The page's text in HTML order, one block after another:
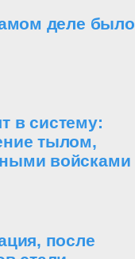
деле было
в систему:
тылом,
войсками
после